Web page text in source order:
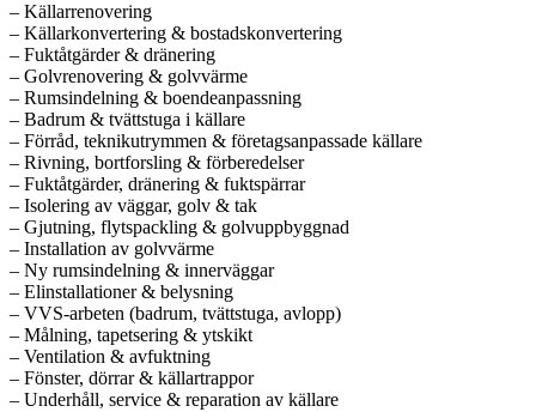
– Källarrenovering
– Källarkonvertering & bostadskonvertering
– Fuktåtgärder & dränering
– Golvrenovering & golvvärme
– Rumsindelning & boendeanpassning
– Badrum & tvättstuga i källare
– Förråd, teknikutrymmen & företagsanpassade källare
– Rivning, bortforsling & förberedelser
– Fuktåtgärder, dränering & fuktspärrar
– Isolering av väggar, golv & tak
– Gjutning, flytspackling & golvuppbyggnad
– Installation av golvvärme
– Ny rumsindelning & innerväggar
– Elinstallationer & belysning
– VVS-arbeten (badrum, tvättstuga, avlopp)
– Målning, tapetsering & ytskikt
– Ventilation & avfuktning
– Fönster, dörrar & källartrappor
– Underhåll, service & reparation av källare